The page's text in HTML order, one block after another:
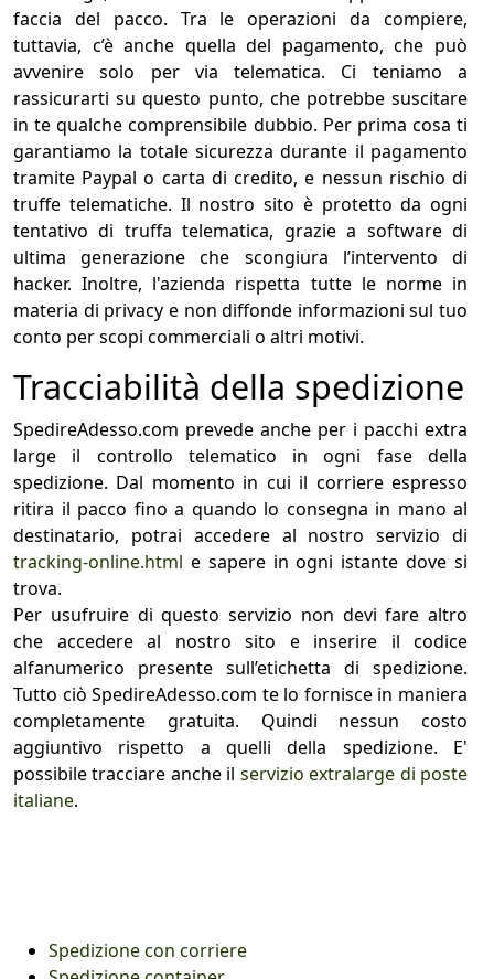
faccia del pacco. Tra le operazioni da compiere,
tuttavia, c’è anche quella del pagamento, che può
avvenire solo per via telematica. Ci teniamo a
rassicurarti su questo punto, che potrebbe suscitare
in te qualche comprensibile dubbio. Per prima cosa ti
garantiamo la totale sicurezza durante il pagamento
tramite Paypal o carta di credito, e nessun rischio di
truffe telematiche. Il nostro sito è protetto da ogni
tentativo di truffa telematica, grazie a software di
ultima generazione che scongiura l’intervento di
hacker. Inoltre, l'azienda rispetta tutte le norme in
materia di privacy e non diffonde informazioni sul tuo
conto per scopi commerciali o altri motivi.
Tracciabilità della spedizione
SpedireAdesso.com prevede anche per i pacchi extra
large il controllo telematico in ogni fase della
spedizione. Dal momento in cui il corriere espresso
ritira il pacco fino a quando lo consegna in mano al
destinatario, potrai accedere al nostro servizio di
tracking-online.html e sapere in ogni istante dove si
trova.
Per usufruire di questo servizio non devi fare altro
che accedere al nostro sito e inserire il codice
alfanumerico presente sull’etichetta di spedizione.
Tutto ciò SpedireAdesso.com te lo fornisce in maniera
completamente gratuita. Quindi nessun costo
aggiuntivo rispetto a quelli della spedizione. E'
possibile tracciare anche il servizio extralarge di poste
italiane.
Spedizione con corriere